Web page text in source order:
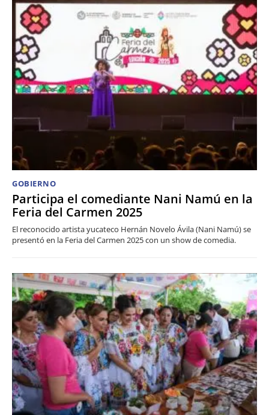
GOBIERNO
Participa el comediante Nani Namú en la
Feria del Carmen 2025
El reconocido artista yucateco Hernán Novelo Ávila (Nani Namú) se
presentó en la Feria del Carmen 2025 con un show de comedia.